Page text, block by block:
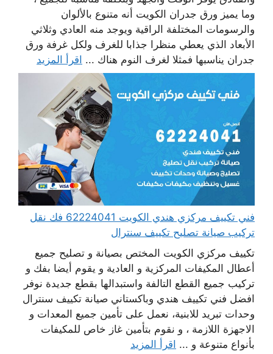
وما يميز ورق جدران الكويت أنه متنوع بالألوان
والرسومات المختلفة الراقية ويوجد منه العادي وثلاثي
الأبعاد الذي يعطي منظرا جذابا للغرف ولكل غرفة ورق
جدران يناسبها فمثلا لغرف النوم هناك ... اقرأ المزيد
فني تكييف مركزي هندي الكويت 62224041 فك نقل
تركيب صيانة تصليح تكييف سنترال
تكييف مركزي الكويت المختص بصيانة و تصليح جميع
أعطال المكيفات المركزية و العادية و يقوم أيضا بفك و
تركيب جميع القطع التالفة واستبدالها بقطع جديدة نوفر
افضل فني تكييف هندي وباكستاني صيانة تكييف سنترال
وحدات تبريد للابنية، نعمل على تأمين جميع المعدات و
الاجهزة اللازمة ، و نقوم بتأمين غاز خاص للمكيفات
بأنواع متنوعة و ... اقرأ المزيد